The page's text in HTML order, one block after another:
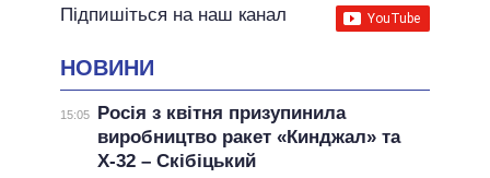
Підпишіться на наш канал
НОВИНИ
15:05
Росія з квітня призупинила
виробництво ракет «Кинджал» та
Х-32 – Скібіцький